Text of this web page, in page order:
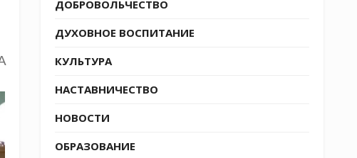
ДОБРОВОЛЬЧЕСТВО
ДУХОВНОЕ ВОСПИТАНИЕ
КУЛЬТУРА
НАСТАВНИЧЕСТВО
НОВОСТИ
ОБРАЗОВАНИЕ